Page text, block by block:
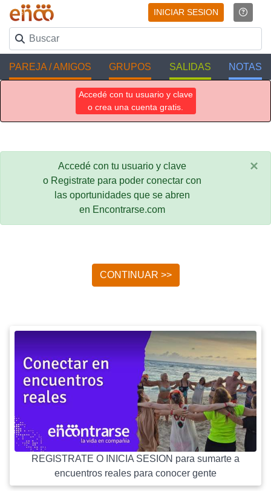
INICIAR SESION
PAREJA / AMIGOS GRUPOS SALIDAS NOTAS
Accedé con tu usuario y clave
o crea una cuenta gratis.
Accedé con tu usuario y clave
o Registrate para poder conectar con
las oportunidades que se abren
en Encontrarse.com
×
CONTINUAR >>
REGISTRATE O INICIA SESION para sumarte a
encuentros reales para conocer gente